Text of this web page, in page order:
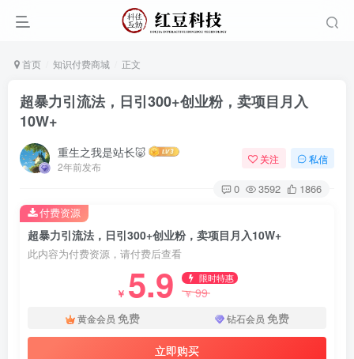
首页 知识付费商城 正文
超暴力引流法，日引300+创业粉，卖项目月入
10W+
重生之我是站长🐷
2年前发布
关注 私信
0 3592 1866
超暴力引流法，日引300+创业粉，卖项目月入10W+
此内容为付费资源，请付费后查看
￥ 5.9 限时特惠
￥99
黄金会员 免费 钻石会员 免费
立即购买
付费资源